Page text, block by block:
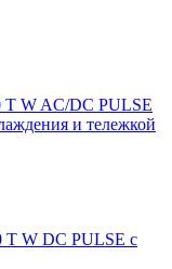
W AC/DC PULSE
и тележкой
W DC PULSE с